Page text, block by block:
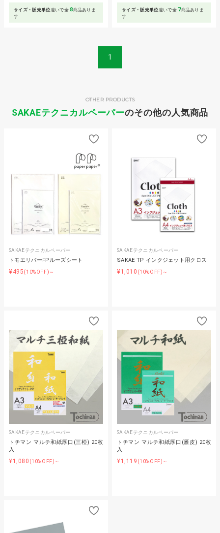
サイズ・販売単位違いで全 8商品ありま
す
サイズ・販売単位違いで全 7商品ありま
す
1
SAKAEテクニカルペーパーのその他の人気商品
OTHER PRODUCTS
SAKAEテクニカルペーパー
トモエリバーFPルーズシート
¥495(10%OFF)～
SAKAEテクニカルペーパー
SAKAE TP インクジェット用クロス
¥1,010 (10%OFF)～
SAKAEテクニカルペーパー
トチマン マルチ和紙厚口(三椏) 20枚
入
¥1,080 (10%OFF)～
SAKAEテクニカルペーパー
トチマン マルチ和紙厚口(雁皮) 20枚
入
¥1,119 (10%OFF)～